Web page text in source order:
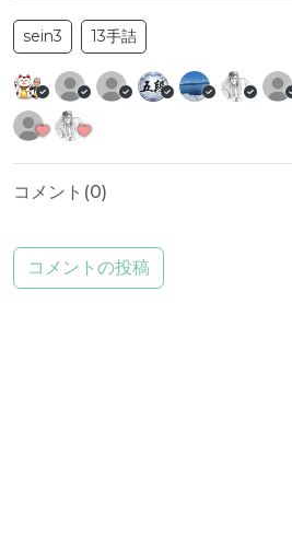
sein3 13手詰
コメント(0)
コメントの投稿